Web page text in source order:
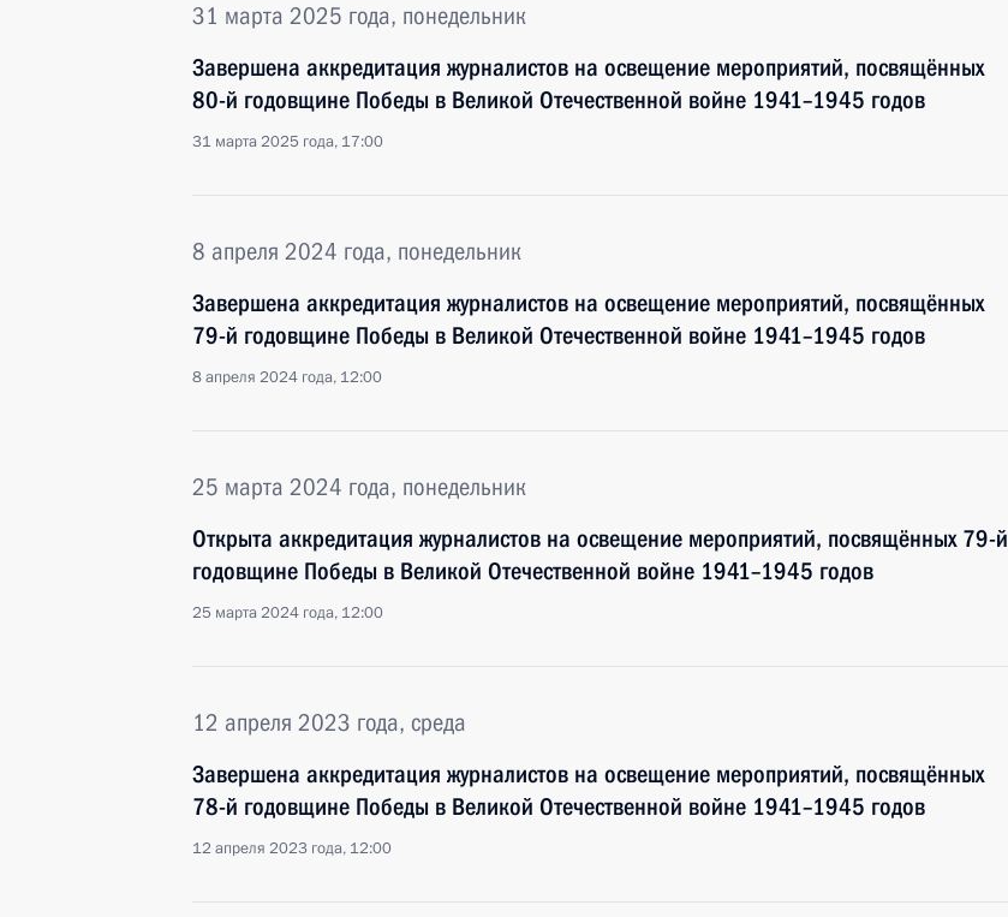
31 марта 2025 года, понедельник
Завершена аккредитация журналистов на освещение мероприятий, посвящённых
80-й годовщине Победы в Великой Отечественной войне 1941–1945 годов
31 марта 2025 года, 17:00
8 апреля 2024 года, понедельник
Завершена аккредитация журналистов на освещение мероприятий, посвящённых
79-й годовщине Победы в Великой Отечественной войне 1941–1945 годов
8 апреля 2024 года, 12:00
25 марта 2024 года, понедельник
Открыта аккредитация журналистов на освещение мероприятий, посвящённых 79-й
годовщине Победы в Великой Отечественной войне 1941–1945 годов
25 марта 2024 года, 12:00
12 апреля 2023 года, среда
Завершена аккредитация журналистов на освещение мероприятий, посвящённых
78-й годовщине Победы в Великой Отечественной войне 1941–1945 годов
12 апреля 2023 года, 12:00